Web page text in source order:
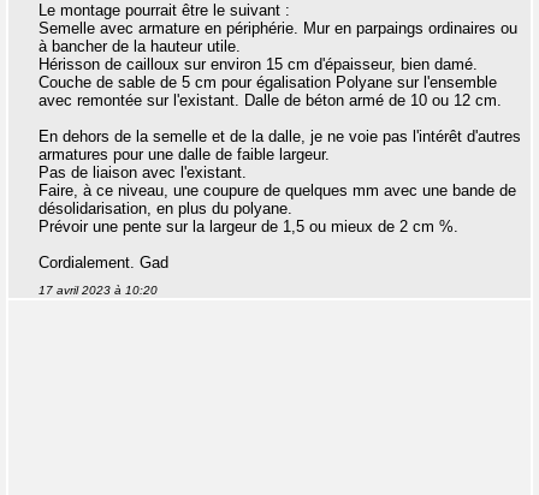
Le montage pourrait être le suivant :
Semelle avec armature en périphérie. Mur en parpaings ordinaires ou
à bancher de la hauteur utile.
Hérisson de cailloux sur environ 15 cm d'épaisseur, bien damé.
Couche de sable de 5 cm pour égalisation Polyane sur l'ensemble
avec remontée sur l'existant. Dalle de béton armé de 10 ou 12 cm.
En dehors de la semelle et de la dalle, je ne voie pas l'intérêt d'autres
armatures pour une dalle de faible largeur.
Pas de liaison avec l'existant.
Faire, à ce niveau, une coupure de quelques mm avec une bande de
désolidarisation, en plus du polyane.
Prévoir une pente sur la largeur de 1,5 ou mieux de 2 cm %.
Cordialement. Gad
17 avril 2023 à 10:20